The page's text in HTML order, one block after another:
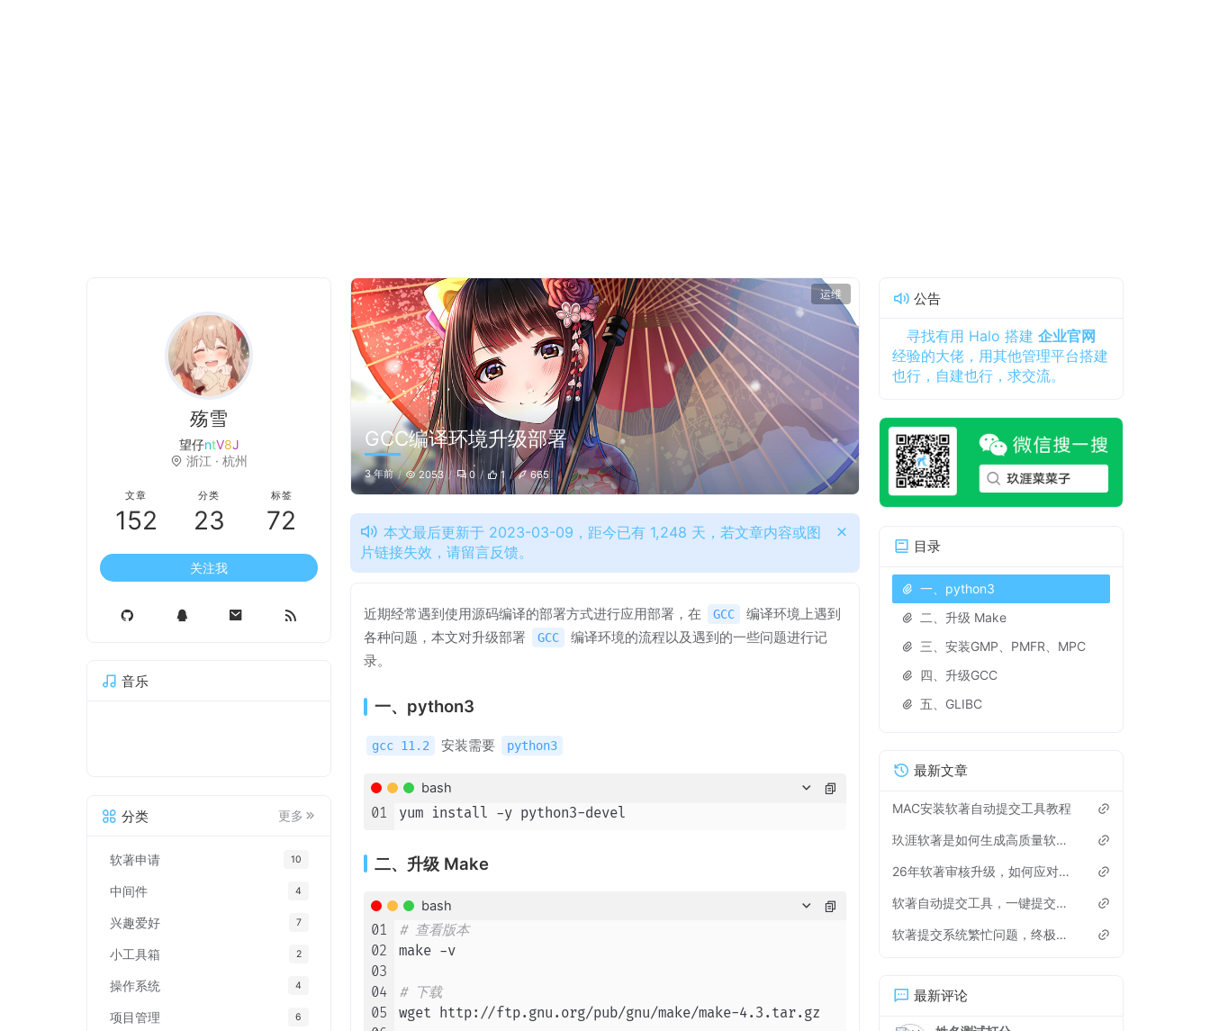
运维
GCC编译环境升级部署
3 年前 2053 0 1 665
本文最后更新于 2023-03-09，距今已有 1,248 天，若文章内容或图
片链接失效，请留言反馈。
近期经常遇到使用源码编译的部署方式进行应用部署，在 GCC
编译环境上遇到
各种问题，本文对升级部署
GCC
编译环境的流程以及遇到的一些问题进行记
录。
一、python3
gcc 11.2 安装需要 python3
bash
01
二、升级 Make
bash
01
02
03
04
05
# 查看版本
make -v
# 下载
wget http://ftp.gnu.org/pub/gnu/make/make-4.3.tar.gz
殇雪
投资未来的人，是忠于现实
浙江 · 杭州
文章
152
分类
23
标签
72
关注我
音乐
分类 更多
软著申请 10
中间件 4
兴趣爱好 7
小工具箱 2
操作系统 4
项目管理 6
公告
寻找有用 Halo 搭建 企业官网
经验的大佬，用其他管理平台搭建
也行，自建也行，求交流。
目录
一、python3
二、升级 Make
三、安装GMP、PMFR、MPC
四、升级GCC
五、GLIBC
最新文章
MAC安装软著自动提交工具教程
玖涯软著是如何生成高质量软著申请材料？
26年软著审核升级，如何应对，有些雷区不能踩
软著自动提交工具，一键提交软著申请
软著提交系统繁忙问题，终极解决方法来了！
最新评论